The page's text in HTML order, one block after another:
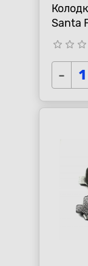
Santa
New
star_border star_border star_border
-